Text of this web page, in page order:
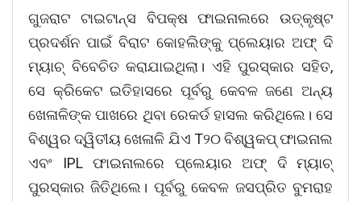
ଗୁଜରାଟ ଟାଇଟାନ୍ସ ବିପକ୍ଷ ଫାଇନାଲରେ ଉତ୍କୃଷ୍ଟ
ପ୍ରଦର୍ଶନ ପାଇଁ ବିରାଟ କୋହଲିଙ୍କୁ ପ୍ଲେୟାର ଅଫ୍ ଦି
ମ୍ୟାଚ୍ ବିବେଚିତ କରାଯାଇଥିଲା। ଏହି ପୁରସ୍କାର ସହିତ,
ସେ କ୍ରିକେଟ ଇତିହାସରେ ପୂର୍ବରୁ କେବଳ ଜଣେ ଅନ୍ୟ
ଖେଳାଳିଙ୍କ ପାଖରେ ଥିବା ରେକର୍ଡ ହାସଲ କରିଥିଲେ। ସେ
ବିଶ୍ୱର ଦ୍ୱିତୀୟ ଖେଳାଳି ଯିଏ T୨୦ ବିଶ୍ୱକପ୍ ଫାଇନାଲ
ଏବଂ IPL ଫାଇନାଲରେ ପ୍ଲେୟାର ଅଫ୍ ଦି ମ୍ୟାଚ୍
ପୁରସ୍କାର ଜିତିଥିଲେ। ପୂର୍ବରୁ କେବଳ ଜସପ୍ରିତ ବୁମରାହ